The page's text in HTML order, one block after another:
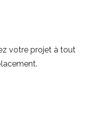
votre projet à tout